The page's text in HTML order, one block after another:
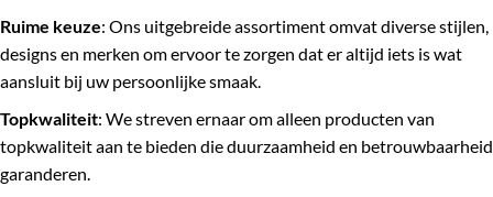
Ruime keuze: Ons uitgebreide assortiment omvat diverse stijlen,
designs en merken om ervoor te zorgen dat er altijd iets is wat
aansluit bij uw persoonlijke smaak.
Topkwaliteit: We streven ernaar om alleen producten van
topkwaliteit aan te bieden die duurzaamheid en betrouwbaarheid
garanderen.